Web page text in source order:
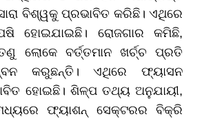
ବିଶ୍ୱକୁ ପ୍ରଭାବିତ କରିଛି। ଏଥିରେ
ହୋଇଯାଇଛି। ରୋଜଗାର କମିଛି,
ଲୋକେ ବର୍ତ୍ତମାନ ଖର୍ଚ୍ଚ ପ୍ରତି
କରୁଛନ୍ତି। ଏଥିରେ ଫ୍ୟାସନ
ହୋଇଛି। ଶିଳ୍ପ ତଥ୍ୟ ଅନୁଯାୟୀ,
ଫ୍ୟାଶନ୍ ସେକ୍ଟରର ବିକ୍ରି